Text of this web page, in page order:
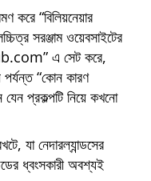
করে বিলিয়নেয়ার
সরঞ্জাম ওয়েবসাইটের
এ সেট করে,
পর্যন্ত কোন কারণ
প্রকল্পটি নিয়ে কখনো
যা নেদারল্যান্ডসের
ধ্বংসকারী অবশ্যই